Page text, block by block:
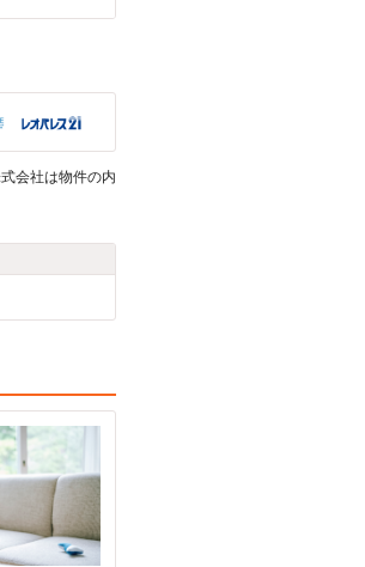
会社は物件の内